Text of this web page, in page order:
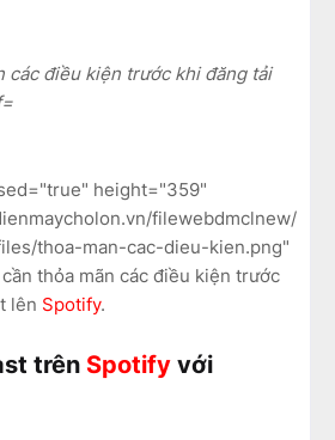
height="359"
filewebdmclnew/
thoa-man-cac-dieu-kien.png"
thỏa mãn các điều kiện trước
lên Spotify.
trên Spotify với